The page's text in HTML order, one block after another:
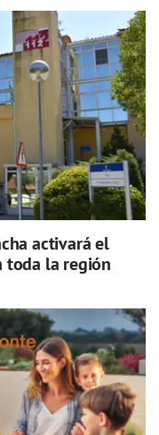
activará el
toda la región